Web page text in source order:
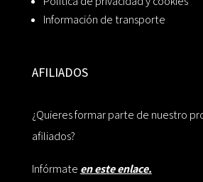
Información de transporte
AFILIADOS
¿Quieres formar parte de nuestro
afiliados?
Infórmate en este enlace.